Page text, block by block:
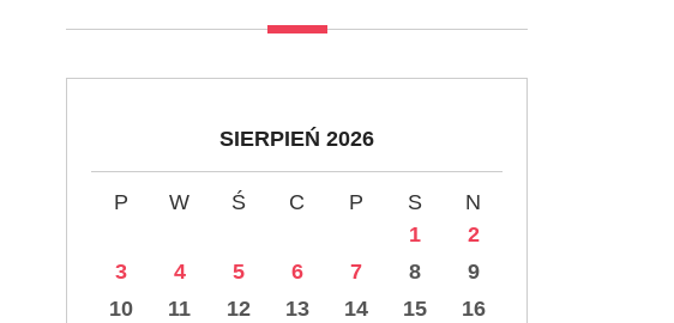
SIERPIEŃ 2026
P W Ś C P S
N
1
2
3
4 5 6 7 8
9
10
11 12 13 14 15
16